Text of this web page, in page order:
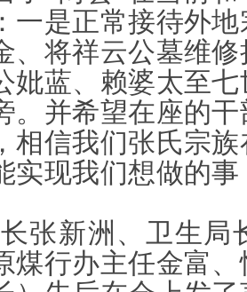
一是正常接待外
、将祥云公墓维
妣蓝、赖婆太至
。并希望在座的
相信我们张氏宗
实现我们想做的
张新洲、卫生局
煤行办主任金富